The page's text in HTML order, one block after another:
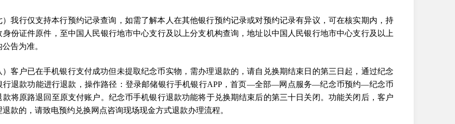
）我行仅支持本行预约记录查询，如需了解本人在其他银行预约记录或对预约记录有异议，可在核实期内，持
身份证件原件，至中国人民银行地市中心支行及以上分支机构查询，地址以中国人民银行地市中心支行及以上
告为准。
）客户已在手机银行支付成功但未提取纪念币实物，需办理退款的，请自兑换期结束日的第三日起，通过纪念
行退款功能进行退款，操作路径：登录邮储银行手机银行APP，首页—全部—网点服务—纪念币预约—纪念币
款将原路退回至原支付账户。纪念币手机银行退款功能将于兑换期结束后的第三十日关闭。功能关闭后，客户
款的，请致电预约兑换网点咨询现场现金方式退款办理流程。